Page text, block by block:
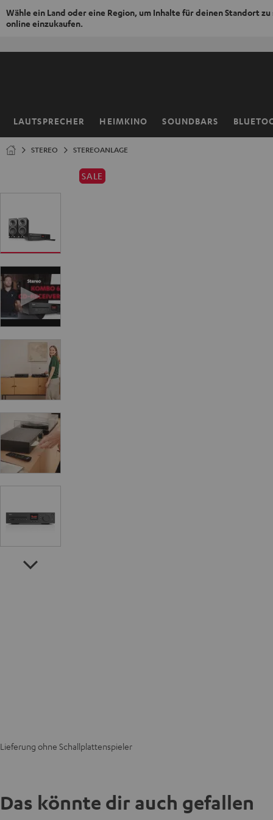
Wähle ein Land oder eine Region, um Inhalte für deinen Standort zu
online einzukaufen.
LAUTSPRECHER HEIMKINO SOUNDBARS
Startseite
STEREO STEREOANLAGE
SALE
Lieferung ohne Schallplattenspieler
Das könnte dir auch gefallen